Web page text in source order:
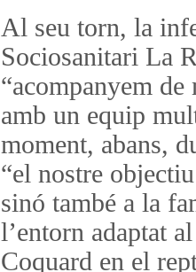
Al seu torn, la
Sociosanitari La
“acompanyem
amb un equip
moment, abans,
“el nostre
sinó també a la
l’entorn adaptat
Coquard en el